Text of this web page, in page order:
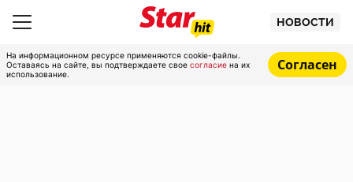
НОВОСТИ
На информационном ресурсе применяются cookie-файлы.
Оставаясь на сайте, вы подтверждаете свое согласие на их
использование.
Согласен